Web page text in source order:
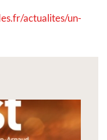
actualites/un-